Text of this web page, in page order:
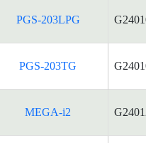
PGS-203LPG
PGS-203TG
MEGA-i2